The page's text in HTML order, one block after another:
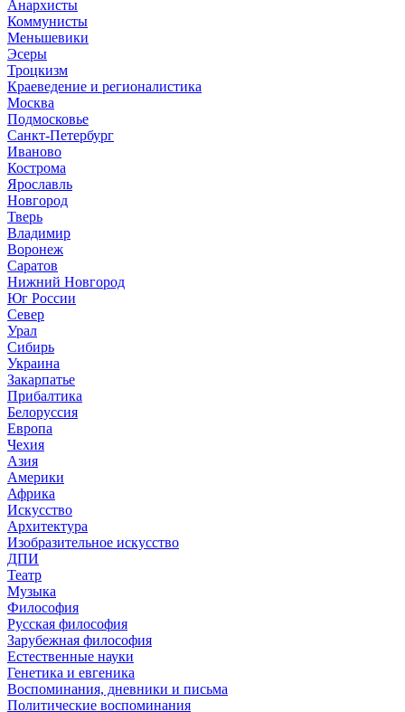
Анархисты
Коммунисты
Меньшевики
Эсеры
Троцкизм
Краеведение и регионалистика
Москва
Подмосковье
Санкт-Петербург
Иваново
Кострома
Ярославль
Новгород
Тверь
Владимир
Воронеж
Саратов
Нижний Новгород
Юг России
Север
Урал
Сибирь
Украина
Закарпатье
Прибалтика
Белоруссия
Европа
Чехия
Азия
Америки
Африка
Искусство
Архитектура
Изобразительное искусство
ДПИ
Театр
Музыка
Философия
Русская философия
Зарубежная философия
Естественные науки
Генетика и евгеника
Воспоминания, дневники и письма
Политические воспоминания